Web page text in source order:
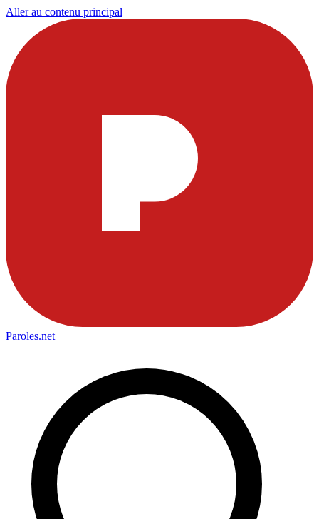
Aller au contenu principal
Paroles.net